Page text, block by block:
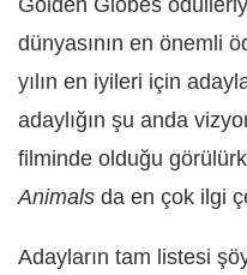
Golden Globes
dünyasının en önemli
yılın en iyileri için
adaylığın şu anda
filminde olduğu
Animals da en çok ilgi
Adayların tam listesi